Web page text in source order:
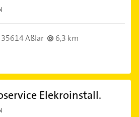
35614 Aßlar
6,3 km
Elekroinstall.